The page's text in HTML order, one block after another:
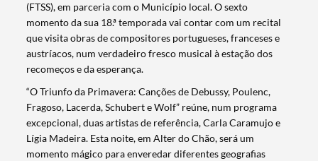
(FTSS), em parceria com o Município local. O sexto
momento da sua 18.ª temporada vai contar com um recital
que visita obras de compositores portugueses, franceses e
austríacos, num verdadeiro fresco musical à estação dos
recomeços e da esperança.
“O Triunfo da Primavera: Canções de Debussy, Poulenc,
Fragoso, Lacerda, Schubert e Wolf” reúne, num programa
excepcional, duas artistas de referência, Carla Caramujo e
Lígia Madeira. Esta noite, em Alter do Chão, será um
momento mágico para enveredar diferentes geografias